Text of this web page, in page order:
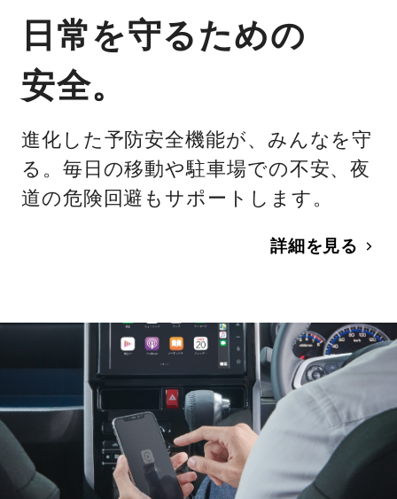
日常を守るための
安全。
進化した予防安全機能が、みんなを守
る。毎日の移動や駐車場での不安、夜
道の危険回避もサポートします。
詳細を見る